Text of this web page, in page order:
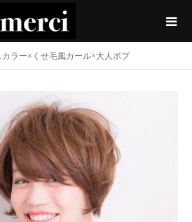
カラー×くせ毛風カール×大人ボブ